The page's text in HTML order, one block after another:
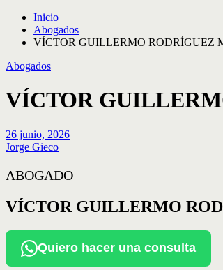
Inicio
Abogados
VÍCTOR GUILLERMO RODRÍGUEZ
Abogados
VÍCTOR
26 junio, 2026
Jorge Gieco
ABOGADO
VÍCTOR GUILLERMO
Quiero hacer una consulta